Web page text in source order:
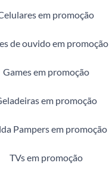
em promoção
de ouvido em promoção
Games em promoção
em promoção
Pampers em promoção
TVs em promoção